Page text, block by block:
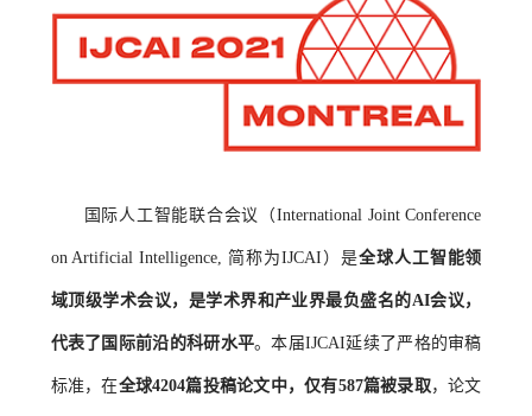
国际人工智能联合会议（International Joint Conference
on Artificial Intelligence, 简称为IJCAI）是全球人工智能领
域顶级学术会议，是学术界和产业界最负盛名的AI会议，
代表了国际前沿的科研水平。本届IJCAI延续了严格的审稿
标准，在全球4204篇投稿论文中，仅有587篇被录取，论文